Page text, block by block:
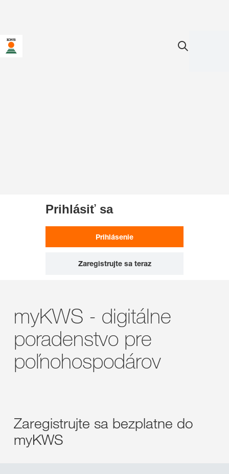
Prihlásiť sa
Prihlásenie
Zaregistrujte sa teraz
myKWS - digitálne
poradenstvo pre
poľnohospodárov
Zaregistrujte sa bezplatne do
myKWS